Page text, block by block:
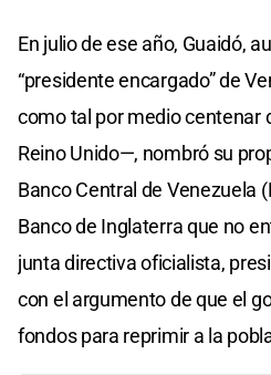
En julio de ese año, Guaidó,
“presidente encargado” de
como tal por medio centenar
Reino Unido—, nombró su
Banco Central de Venezuela
Banco de Inglaterra que no
junta directiva oficialista,
con el argumento de que el
fondos para reprimir a la